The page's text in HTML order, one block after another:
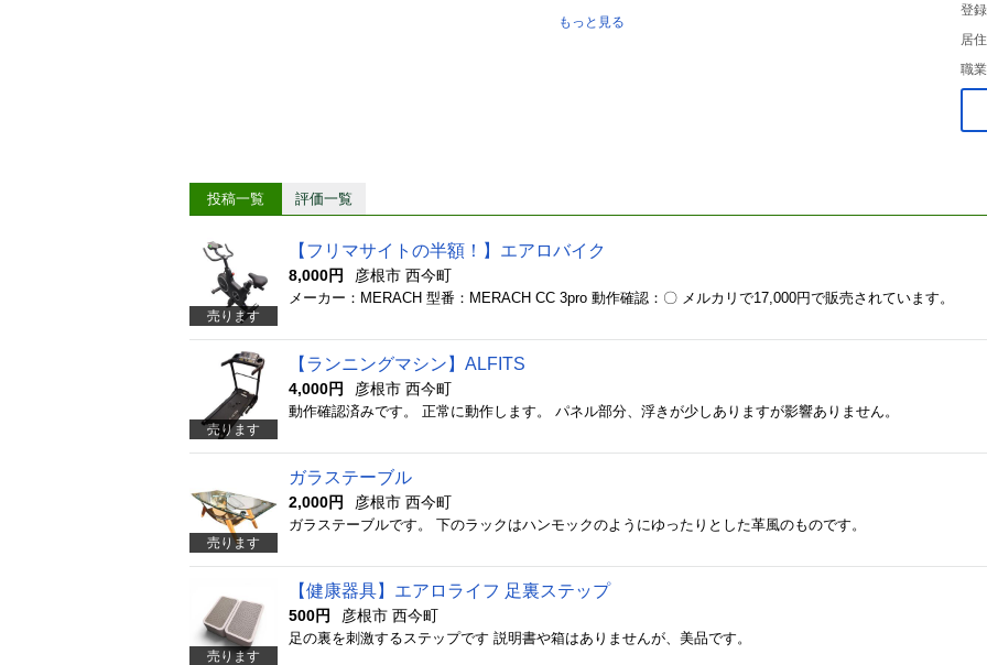
もっと見る
登
居
職業
投稿一覧 評価一覧
売ります
【フリマサイトの半額！】エアロバイク
8,000円 彦根市 西今町
メーカー：MERACH 型番：MERACH CC 3pro 動作確認：〇 メルカリで17,000円で販売されています。
売ります
【ランニングマシン】ALFITS
4,000円 彦根市 西今町
動作確認済みです。 正常に動作します。 パネル部分、浮きが少しありますが影響ありません。
売ります
ガラステーブル
2,000円 彦根市 西今町
ガラステーブルです。 下のラックはハンモックのようにゆったりとした革風のものです。
売ります
【健康器具】エアロライフ 足裏ステップ
500円 彦根市 西今町
足の裏を刺激するステップです 説明書や箱はありませんが、美品です。